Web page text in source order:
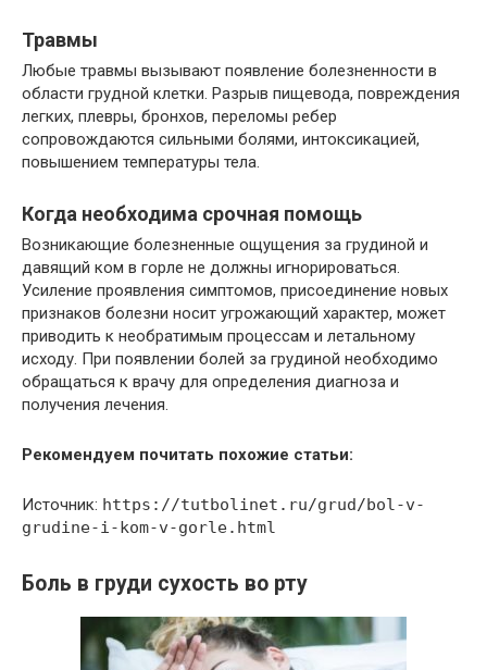
Травмы
Любые травмы вызывают появление болезненности в
области грудной клетки. Разрыв пищевода, повреждения
легких, плевры, бронхов, переломы ребер
сопровождаются сильными болями, интоксикацией,
повышением температуры тела.
Когда необходима срочная помощь
Возникающие болезненные ощущения за грудиной и
давящий ком в горле не должны игнорироваться.
Усиление проявления симптомов, присоединение новых
признаков болезни носит угрожающий характер, может
приводить к необратимым процессам и летальному
исходу. При появлении болей за грудиной необходимо
обращаться к врачу для определения диагноза и
получения лечения.
Рекомендуем почитать похожие статьи:
Источник: https://tutbolinet.ru/grud/bol-v-
grudine-i-kom-v-gorle.html
Боль в груди сухость во рту